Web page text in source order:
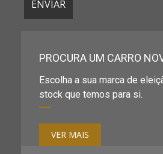
PROCURA UM CARRO
Escolha a sua marca de
stock que temos para si.
VER MAIS